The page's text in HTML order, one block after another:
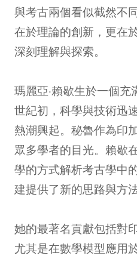
與考古兩個看似截然不
在於理論的創新，更在
深刻理解與探索。
瑪麗亞·賴歇生於一個
世紀初，科學與技術迅
熱潮興起。秘魯作為印
眾多學者的目光。賴歇
學的方式解析考古學中
建提供了新的思路與方法
她的最著名貢獻包括對
尤其是在數學模型應用